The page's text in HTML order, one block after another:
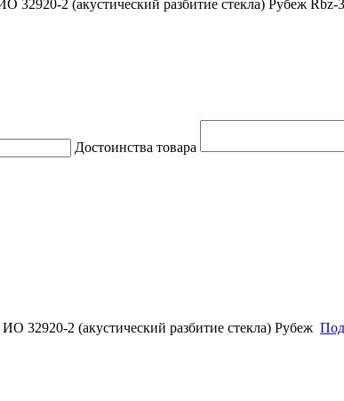
32920-2 (акустический разбитие стекла) Рубеж Rbz-
Достоинства товара
32920-2 (акустический разбитие стекла) Рубеж Под